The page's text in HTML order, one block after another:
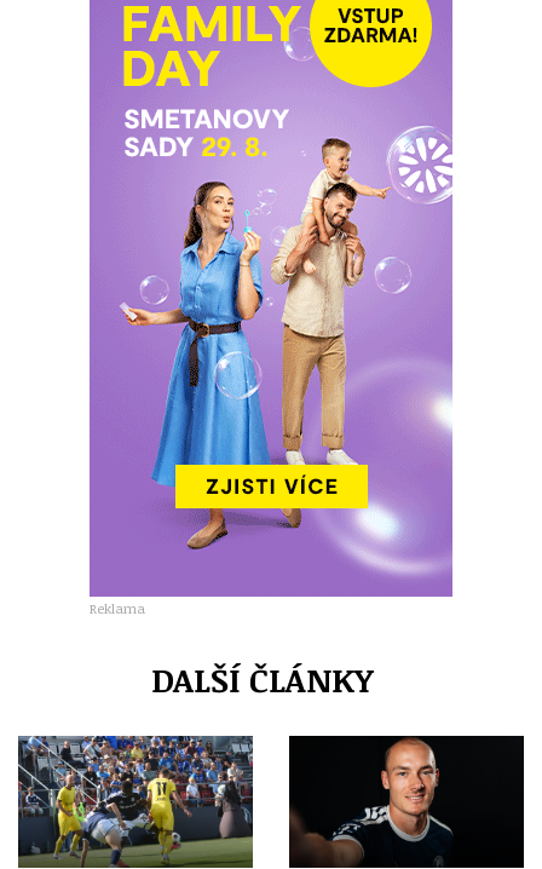
Reklama
DALŠÍ ČLÁNKY